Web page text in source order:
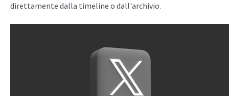
direttamente dalla timeline o dall'archivio.